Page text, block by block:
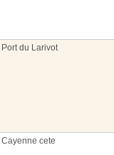
Port du Larivot
Cayenne cete